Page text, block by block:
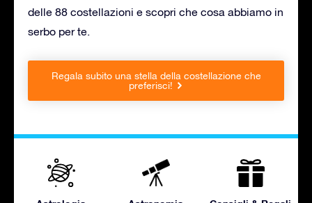
delle 88 costellazioni e scopri che cosa abbiamo in
serbo per te.
Regala subito una stella della costellazione che
preferisci!